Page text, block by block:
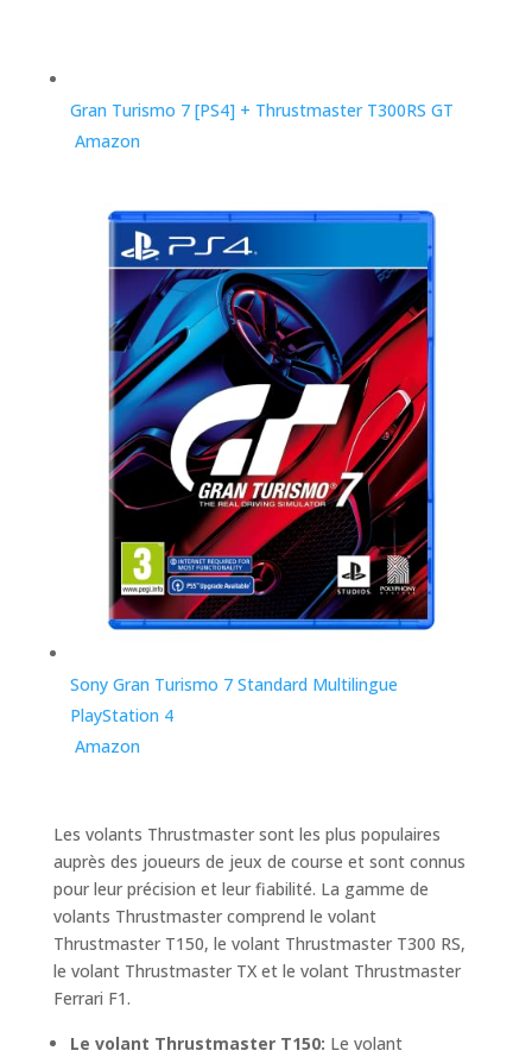
Gran Turismo 7 [PS4] + Thrustmaster T300RS GT
Sony Gran Turismo 7 Standard Multilingue
PlayStation 4
Les volants Thrustmaster sont les plus populaires
auprès des joueurs de jeux de course et sont connus
pour leur précision et leur fiabilité. La gamme de
volants Thrustmaster comprend le volant
Thrustmaster T150, le volant Thrustmaster T300 RS,
le volant Thrustmaster TX et le volant Thrustmaster
Ferrari F1.
Le volant Thrustmaster T150: Le volant